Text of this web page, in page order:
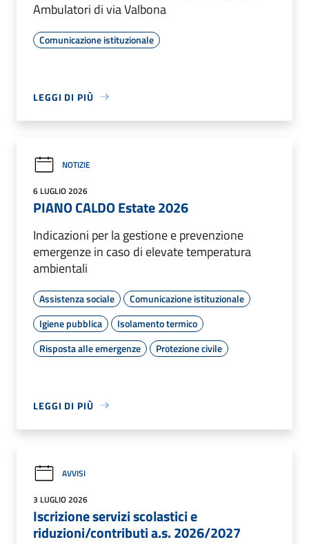
Ambulatori di via Valbona
Comunicazione istituzionale
LEGGI DI PIÙ
NOTIZIE
6 LUGLIO 2026
PIANO CALDO Estate 2026
Indicazioni per la gestione e prevenzione
emergenze in caso di elevate temperatura
ambientali
Assistenza sociale
Comunicazione istituzionale
Igiene pubblica
Isolamento termico
Risposta alle emergenze
Protezione civile
LEGGI DI PIÙ
AVVISI
3 LUGLIO 2026
Iscrizione servizi scolastici e
riduzioni/contributi a.s. 2026/2027